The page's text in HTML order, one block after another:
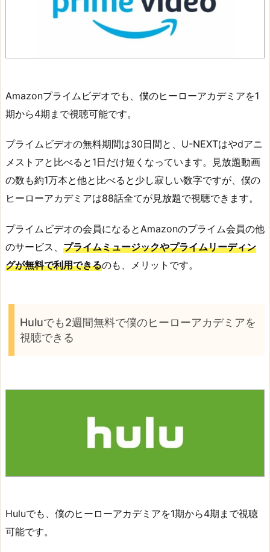
Amazonプライムビデオでも、僕のヒーローアカデミアを1
期から4期まで視聴可能です。
プライムビデオの無料期間は30日間と、U-NEXTはやdアニ
メストアと比べると1日だけ短くなっています。見放題動画
の数も約1万本と他と比べると少し寂しい数字ですが、僕の
ヒーローアカデミアは88話全てが見放題で視聴できます。
プライムビデオの会員になるとAmazonのプライム会員の他
のサービス、 プライムミュージックやプライムリーディン
グが無料で利用できるのも、メリットです。
Huluでも2週間無料で僕のヒーローアカデミアを
視聴できる
Huluでも、僕のヒーローアカデミアを1期から4期まで視聴
可能です。